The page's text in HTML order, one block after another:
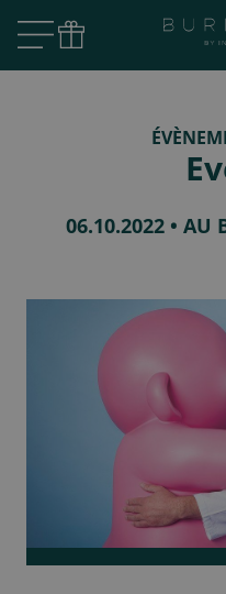
06.10.2022 • AU